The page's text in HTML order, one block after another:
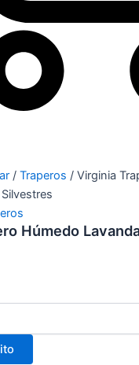
/ Traperos / Virginia
Húmedo